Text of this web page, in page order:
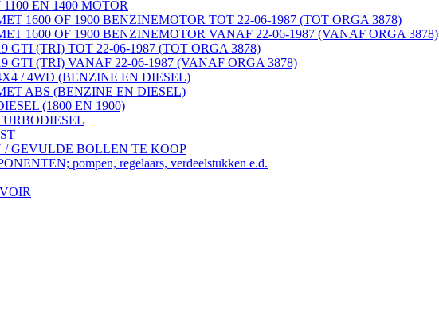
EN 1400 MOTOR
1600 OF 1900 BENZINEMOTOR TOT 22-06-1987 (TOT ORGA 3878)
1600 OF 1900 BENZINEMOTOR VANAF 22-06-1987 (VANAF ORGA 3878)
GTI (TRI) TOT 22-06-1987 (TOT ORGA 3878)
GTI (TRI) VANAF 22-06-1987 (VANAF ORGA 3878)
/ 4WD (BENZINE EN DIESEL)
ABS (BENZINE EN DIESEL)
(1800 EN 1900)
GEVULDE BOLLEN TE KOOP
pompen, regelaars, verdeelstukken e.d.